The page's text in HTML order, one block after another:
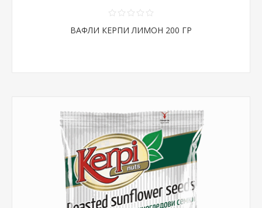
ВАФЛИ КЕРПИ ЛИМОН 200 ГР